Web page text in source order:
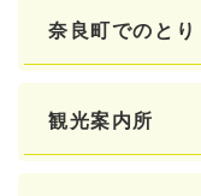
奈良町でのとり
観光案内所